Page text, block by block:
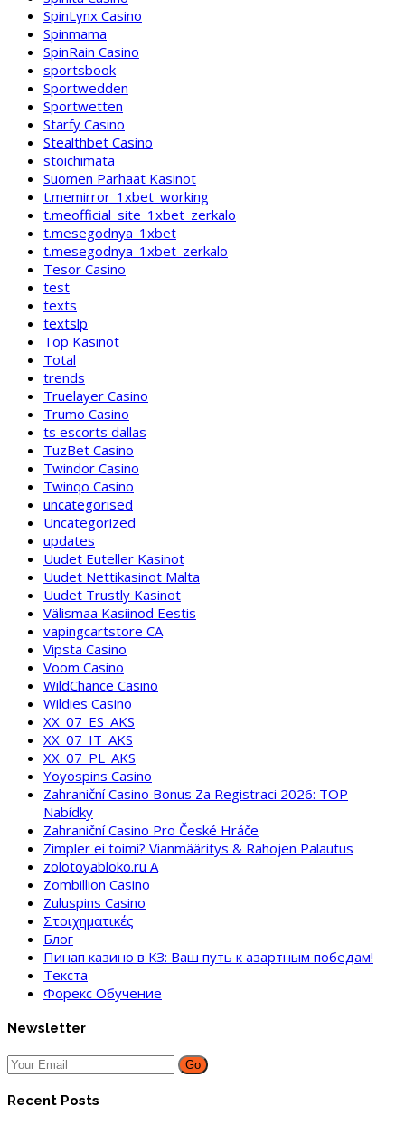
SpinLynx Casino
Spinmama
SpinRain Casino
sportsbook
Sportwedden
Sportwetten
Starfy Casino
Stealthbet Casino
stoichimata
Suomen Parhaat Kasinot
t.memirror_1xbet_working
t.meofficial_site_1xbet_zerkalo
t.mesegodnya_1xbet
t.mesegodnya_1xbet_zerkalo
Tesor Casino
test
texts
textslp
Top Kasinot
Total
trends
Truelayer Casino
Trumo Casino
ts escorts dallas
TuzBet Casino
Twindor Casino
Twinqo Casino
uncategorised
Uncategorized
updates
Uudet Euteller Kasinot
Uudet Nettikasinot Malta
Uudet Trustly Kasinot
Välismaa Kasiinod Eestis
vapingcartstore CA
Vipsta Casino
Voom Casino
WildChance Casino
Wildies Casino
XX_07_ES_AKS
XX_07_IT_AKS
XX_07_PL_AKS
Yoyospins Casino
Zahraniční Casino Bonus Za Registraci 2026: TOP
Nabídky
Zahraniční Casino Pro České Hráče
Zimpler ei toimi? Vianmääritys & Rahojen Palautus
zolotoyabloko.ru A
Zombillion Casino
Zuluspins Casino
Στοιχηματικές
Блог
Пинап казино в КЗ: Ваш путь к азартным победам!
Текста
Форекс Обучение
Newsletter
Go
Recent Posts